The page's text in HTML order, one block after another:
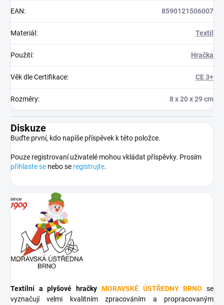
EAN: 8590121506007
Materiál : Textil
Použití: Hračka
Věk dle Certifikace: CE 3+
Rozměry: 8 x 20 x 29 cm
Diskuze
Buďte první, kdo napíše příspěvek k této položce.
Pouze registrovaní uživatelé mohou vkládat příspěvky. Prosím
přihlaste se nebo se registrujte.
Textilní a plyšové hračky MORAVSKÉ ÚSTŘEDNY BRNO se
vyznačují velmi kvalitním zpracováním a propracovaným